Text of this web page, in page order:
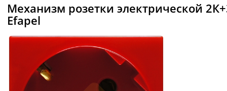
Механизм розетки электрической
Efapel